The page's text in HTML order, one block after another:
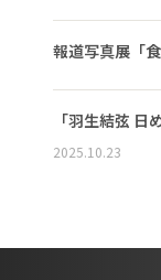
報道写真展「
「羽生結弦
2025.10.23